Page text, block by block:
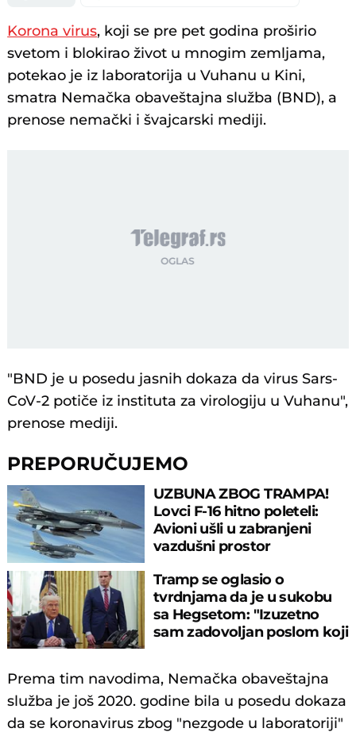
Korona virus, koji se pre pet godina proširio
svetom i blokirao život u mnogim zemljama,
potekao je iz laboratorija u Vuhanu u Kini,
smatra Nemačka obaveštajna služba (BND), a
prenose nemački i švajcarski mediji.
"BND je u posedu jasnih dokaza da virus Sars-
CoV-2 potiče iz instituta za virologiju u Vuhanu",
prenose mediji.
PREPORUČUJEMO
UZBUNA ZBOG TRAMPA!
Lovci F-16 hitno poleteli:
Avioni ušli u zabranjeni
vazdušni prostor
Tramp se oglasio o
tvrdnjama da je u sukobu
sa Hegsetom: "Izuzetno
sam zadovoljan poslom koji
Prema tim navodima, Nemačka obaveštajna
služba je još 2020. godine bila u posedu dokaza
da se koronavirus zbog "nezgode u laboratoriji"